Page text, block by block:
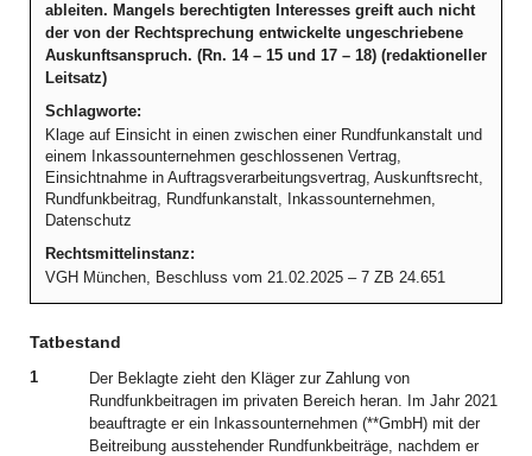
ableiten. Mangels berechtigten Interesses greift auch nicht
der von der Rechtsprechung entwickelte ungeschriebene
Auskunftsanspruch. (Rn. 14 – 15 und 17 – 18) (redaktioneller
Leitsatz)
Schlagworte:
Klage auf Einsicht in einen zwischen einer Rundfunkanstalt und
einem Inkassounternehmen geschlossenen Vertrag,
Einsichtnahme in Auftragsverarbeitungsvertrag, Auskunftsrecht,
Rundfunkbeitrag, Rundfunkanstalt, Inkassounternehmen,
Datenschutz
Rechtsmittelinstanz:
VGH München, Beschluss vom 21.02.2025 – 7 ZB 24.651
Tatbestand
1
Der Beklagte zieht den Kläger zur Zahlung von
Rundfunkbeitragen im privaten Bereich heran. Im Jahr 2021
beauftragte er ein Inkassounternehmen (**GmbH) mit der
Beitreibung ausstehender Rundfunkbeiträge, nachdem er